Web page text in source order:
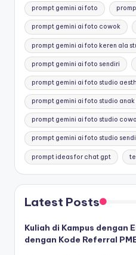
prompt gemini ai foto
prompt gemini ai foto cowok
prompt gemini ai foto keren ala
prompt gemini ai foto sendiri
prompt gemini ai foto studio
prompt gemini ai foto studio
prompt gemini ai foto studio
prompt gemini ai foto studio
prompt ideas for chat gpt
Latest Posts
Kuliah di Kampus dengan
dengan Kode Referral